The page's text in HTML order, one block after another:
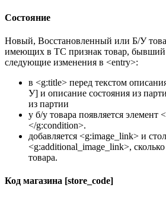
Состояние
Новый, Восстановленный или Б/У
имеющих в ТС признак товар, бывший
следующие изменения в <entry>:
в <g:title> перед текстом
У] и описание состояния из
из партии
у б/у товара появляется элемент
</g:condition>.
добавляется <g:image_link> и
<g:additional_image_link>,
товара.
Код магазина [store_code]